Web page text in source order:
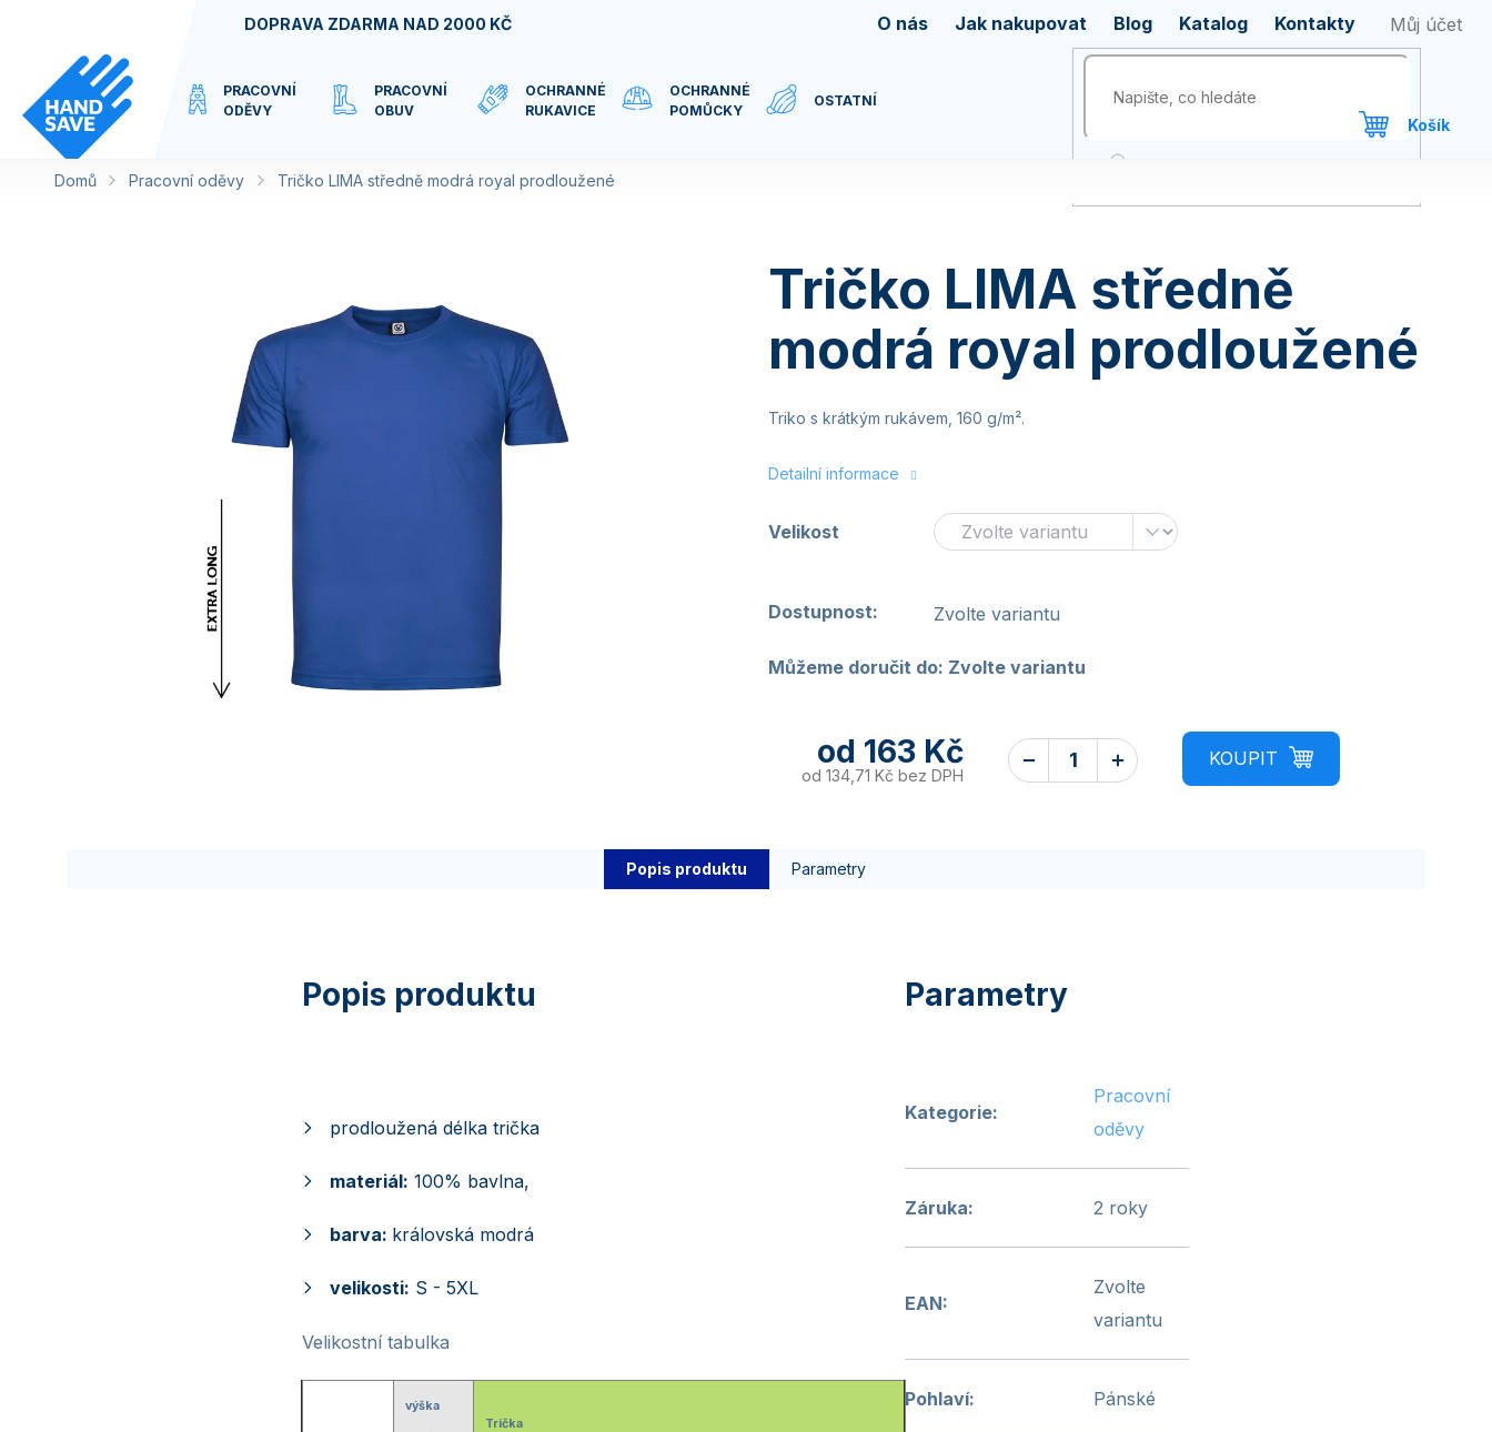
DOPRAVA ZDARMA NAD 2000 KČ O nás Jak nakupovat Blog Katalog Kontakty
PRACOVNÍ
ODĚVY
PRACOVNÍ
OBUV
OCHRANNÉ
RUKAVICE
OCHRANNÉ
POMŮCKY
OSTATNÍ
VIRTUÁLNÍ
Domů Pracovní oděvy Tričko LIMA středně modrá royal prodloužené
Tričko LIMA středně
modrá royal prodloužené
Triko s krátkým rukávem, 160 g/m².
Detailní informace
Velikost
Dostupnost: Zvolte variantu
Můžeme doručit do: Zvolte variantu
od 163 Kč
od 134,71 Kč bez DPH
Popis produktu Parametry
prodloužená délka trička
materiál: 100% bavlna,
barva: královská modrá
velikosti: S - 5XL
Velikostní tabulka
výška
Trička
Kategorie:
Pracovní
oděvy
Záruka: 2 roky
EAN:
Zvolte
variantu
Pohlaví: Pánské